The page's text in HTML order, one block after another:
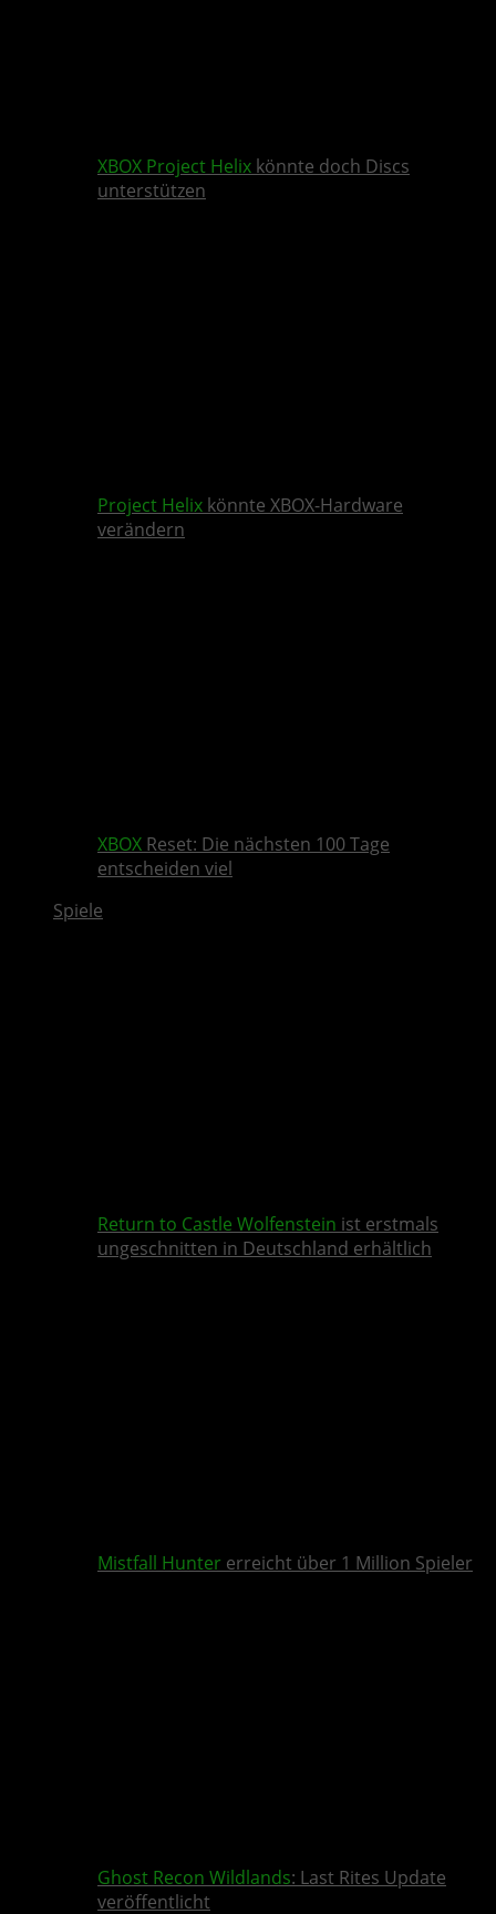
XBOX Project Helix könnte doch Discs
unterstützen
Project Helix könnte XBOX-Hardware
verändern
XBOX Reset: Die nächsten 100 Tage
entscheiden viel
Spiele
Return to Castle Wolfenstein ist erstmals
ungeschnitten in Deutschland erhältlich
Mistfall Hunter erreicht über 1 Million Spieler
Ghost Recon Wildlands: Last Rites Update
veröffentlicht